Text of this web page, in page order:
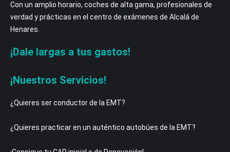
Con un amplio horario, coches de alta gama, profesionales de
verdad y prácticas en el centro de exámenes de Alcalá de
Henares.
¡Dale largas a tus gastos!
¡Nuestros Servicios!
¿Quieres ser conductor de la EMT?
¿Quieres practicar en un auténtico autobúes de la EMT?